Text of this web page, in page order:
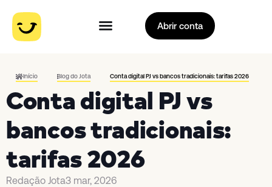
Abrir conta
Início Blog do Jota Conta digital PJ vs bancos tradicionais: tarifas 2026
Conta digital PJ vs
bancos tradicionais:
tarifas 2026
Redação Jota3 mar, 2026